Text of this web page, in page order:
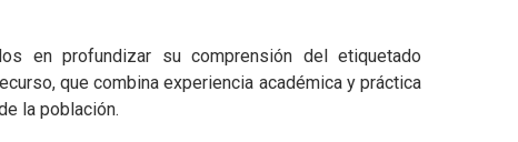
en profundizar su comprensión del etiquetado
que combina experiencia académica y práctica
la población.